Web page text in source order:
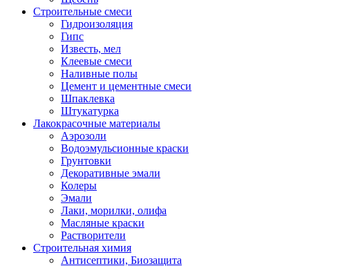
Строительные смеси
Гидроизоляция
Гипс
Известь, мел
Клеевые смеси
Наливные полы
Цемент и цементные смеси
Шпаклевка
Штукатурка
Лакокрасочные материалы
Аэрозоли
Водоэмульсионные краски
Грунтовки
Декоративные эмали
Колеры
Эмали
Лаки, морилки, олифа
Масляные краски
Растворители
Строительная химия
Антисептики, Биозащита